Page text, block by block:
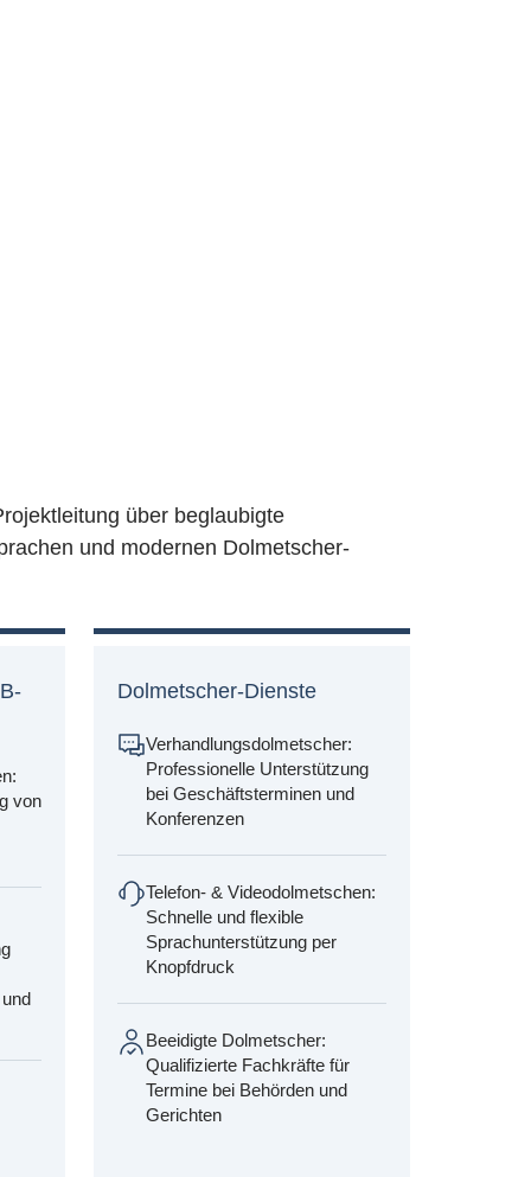
über beglaubigte
und modernen Dolmetscher-
von
Dolmetscher-Dienste
Verhandlungsdolmetscher:
Professionelle Unterstützung
bei Geschäftsterminen und
Konferenzen
Telefon- & Videodolmetschen:
Schnelle und flexible
Sprachunterstützung per
Knopfdruck
Beeidigte Dolmetscher:
Qualifizierte Fachkräfte für
Termine bei Behörden und
Gerichten